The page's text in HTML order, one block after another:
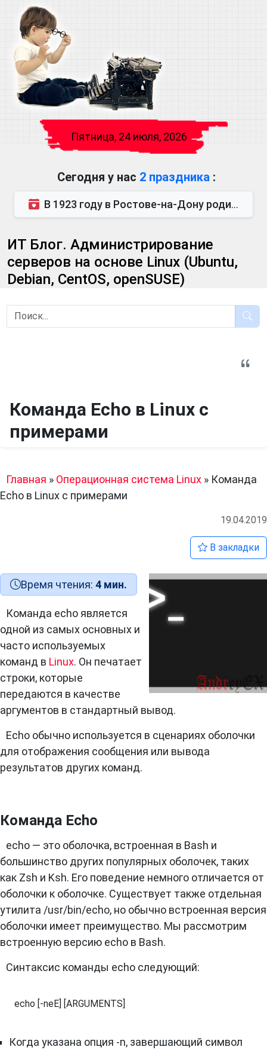
Пятница, 24 июля, 2026
Сегодня у нас 2 праздника :
В 1923 году в Ростове-на-Дону родился Виктор Михайлович Глушков. Под руководством Виктора Михайло...
ИТ Блог. Администрирование
серверов на основе Linux (Ubuntu,
Debian, CentOS, openSUSE)
Команда Echo в Linux с
примерами
Главная » Операционная система Linux » Команда
Echo в Linux с примерами
19.04.2019
В закладки
Время чтения: 4 мин.
Команда echo является
одной из самых основных и
часто используемых
команд в Linux. Он печатает
строки, которые
передаются в качестве
аргументов в стандартный вывод.
Echo обычно используется в сценариях оболочки
для отображения сообщения или вывода
результатов других команд.
Команда Echo
echo — это оболочка, встроенная в Bash и
большинство других популярных оболочек, таких
как Zsh и Ksh. Его поведение немного отличается от
оболочки к оболочке. Существует также отдельная
утилита /usr/bin/echo, но обычно встроенная версия
оболочки имеет преимущество. Мы рассмотрим
встроенную версию echo в Bash.
Синтаксис команды echo следующий:
echo [-neE] [ARGUMENTS]
Когда указана опция -n, завершающий символ